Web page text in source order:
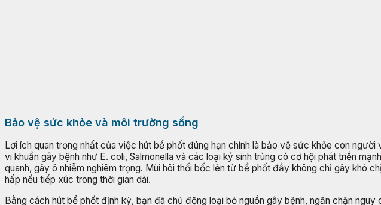
Bảo vệ sức khỏe và môi trường sống
Lợi ích quan trọng nhất của việc hút bể phốt đúng hạn chính là bảo vệ sức khỏe con
vi khuẩn gây bệnh như E. coli, Salmonella và các loại ký sinh trùng có cơ hội phát triển
quanh, gây ô nhiễm nghiêm trọng. Mùi hôi thối bốc lên từ bể phốt đầy không chỉ gây khó
hấp nếu tiếp xúc trong thời gian dài.
Bằng cách hút bể phốt định kỳ, bạn đã chủ động loại bỏ nguồn gây bệnh, ngăn chặn